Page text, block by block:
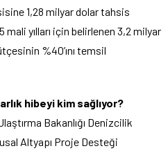
1,28 milyar dolar tahsis
yılları için belirlenen 3,2 milyar
%40’ını temsil
hibeyi kim sağlıyor?
Bakanlığı Denizcilik
Altyapı Proje Desteği